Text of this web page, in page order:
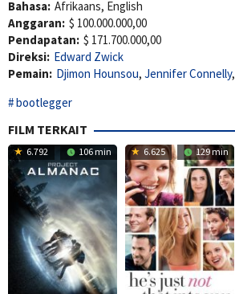
Bahasa: Afrikaans, English
Anggaran: $ 100.000.000,00
Pendapatan: $ 171.700.000,00
Direksi: Edward Zwick
Pemain: Djimon Hounsou, Jennifer Connelly,
bootlegger
FILM TERKAIT
6.792 106 min 6.625 129 min